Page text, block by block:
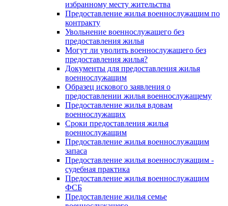
избранному месту жительства
Предоставление жилья военнослужащим по
контракту
Увольнение военнослужащего без
предоставления жилья
Могут ли уволить военнослужащего без
предоставления жилья?
Документы для предоставления жилья
военнослужащим
Образец искового заявления о
предоставлении жилья военнослужащему
Предоставление жилья вдовам
военнослужащих
Сроки предоставления жилья
военнослужащим
Предоставление жилья военнослужащим
запаса
Предоставление жилья военнослужащим -
судебная практика
Предоставление жилья военнослужащим
ФСБ
Предоставление жилья семье